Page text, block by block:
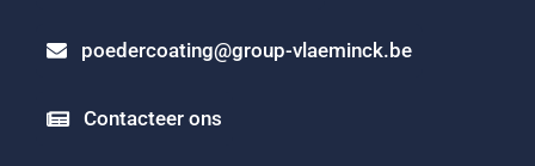
poedercoating@group-vlaeminck.be
Contacteer ons